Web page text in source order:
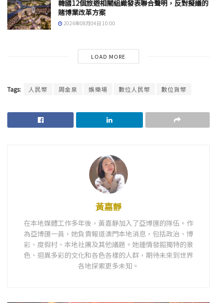
韓國12個旅遊相關組織發表聯合聲明，反對擬議的
賭博業改革方案
2026年08月04日 10:00
LOAD MORE
Tags: 人民幣 周金泉 娛樂場 數位人民幣 數位貨幣
黃嘉靜
在本地媒體工作多年後，黃嘉靜加入了亞博匯的隊伍。作
為亞博匯一員，她負責報道澳門本地消息，包括政治、博
彩、度假村、本地社團及其他議題。她鍾情發掘獨特的景
色、迴異多彩的文化和各色各樣的人群，期待未來到世界
各地探索更多未知。